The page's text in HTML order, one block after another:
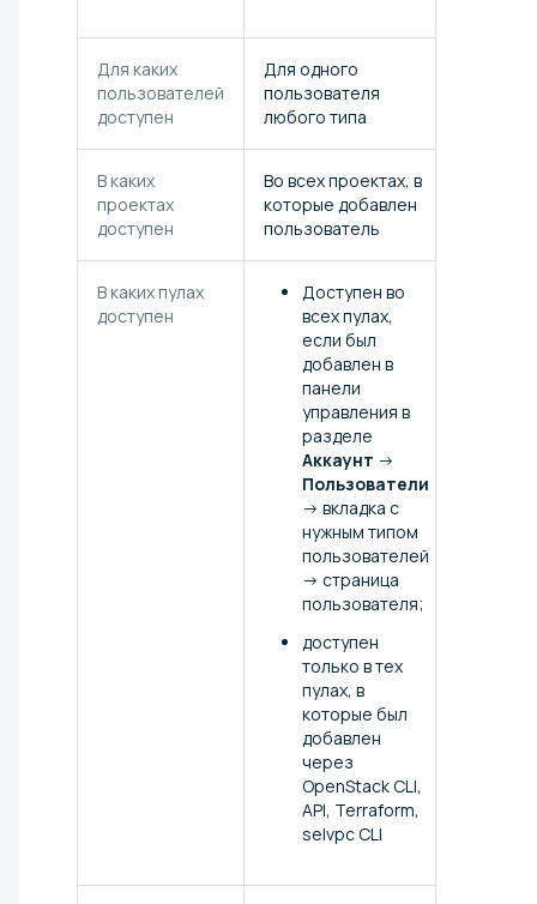
Для каких
пользователей
доступен
Для одного
пользователя
любого типа
В каких
проектах
доступен
Во всех проектах, в
которые добавлен
пользователь
В каких пулах
доступен
Доступен во
всех пулах,
если был
добавлен в
панели
управления в
разделе
Аккаунт →
Пользователи
→ вкладка с
нужным типом
пользователей
→ страница
пользователя;
доступен
только в тех
пулах, в
которые был
добавлен
через
OpenStack CLI,
API, Terraform,
selvpc CLI